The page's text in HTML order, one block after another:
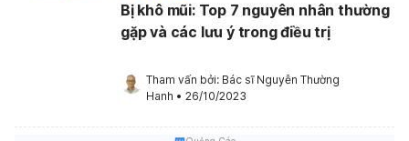
Bị khô mũi: Top 7 nguyên nhân thường
gặp và các lưu ý trong điều trị
Tham vấn bởi: Bác sĩ Nguyễn Thường
Hanh • 26/10/2023